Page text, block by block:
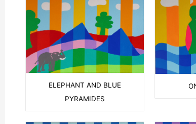
ELEPHANT AND BLUE
PYRAMIDES